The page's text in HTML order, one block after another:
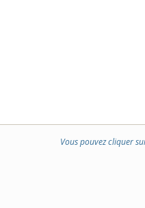
Vous pouvez cliquer